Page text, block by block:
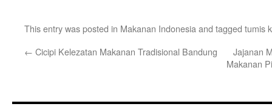
This entry was posted in Makanan Indonesia and tagged tumis
← Cicipi Kelezatan Makanan Tradisional Bandung
Jajanan
Makanan